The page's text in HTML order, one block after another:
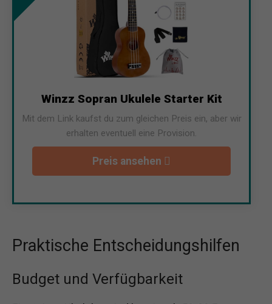
Winzz Sopran Ukulele Starter Kit
Mit dem Link kaufst du zum gleichen Preis ein, aber wir
erhalten eventuell eine Provision.
Preis ansehen
Praktische Entscheidungshilfen
Budget und Verfügbarkeit